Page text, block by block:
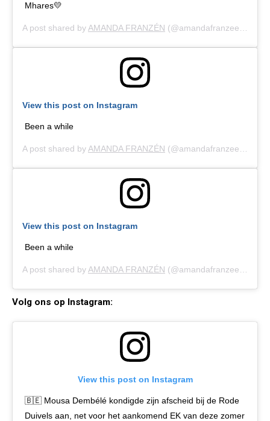
Mhares💛
A post shared by AMANDA FRANZÉN (@amandafranzeen) on
View this post on Instagram
Been a while
A post shared by AMANDA FRANZÉN (@amandafranzeen) on
View this post on Instagram
Been a while
A post shared by AMANDA FRANZÉN (@amandafranzeen) on
Volg ons op Instagram:
View this post on Instagram
🇧🇪 Mousa Dembélé kondigde zijn afscheid bij de Rode
Duivels aan, net voor het aankomend EK van deze zomer